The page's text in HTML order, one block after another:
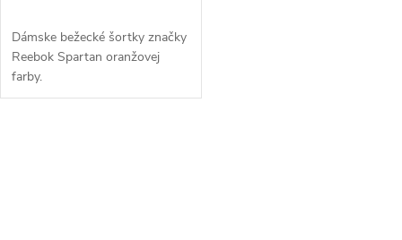
Dámske bežecké šortky značky
Reebok Spartan oranžovej
farby.